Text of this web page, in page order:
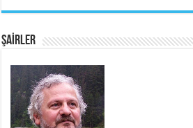
ŞAİRLER